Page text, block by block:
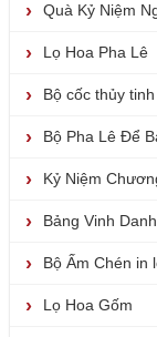
Quà Kỷ Niệm
Lọ Hoa Pha Lê
Bộ cốc thủy tinh
Bộ Pha Lê Để
Kỷ Niệm
Bảng Vinh Danh
Bộ Ấm Chén in
Lọ Hoa Gốm